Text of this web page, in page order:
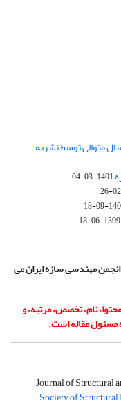
متوالی توسط نشریه
1401-03-04
1400-
1399-06-18
مهندسی سازه ایران می
نام، تخصص، مرتبه، و
مقاله است.
Journal of Structural